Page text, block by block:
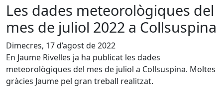
Les dades meteorològiques del
mes de juliol 2022 a Collsuspina
Dimecres, 17 d’agost de 2022
En Jaume Rivelles ja ha publicat les dades
meteorològiques del mes de juliol a Collsuspina. Moltes
gràcies Jaume pel gran treball realitzat.